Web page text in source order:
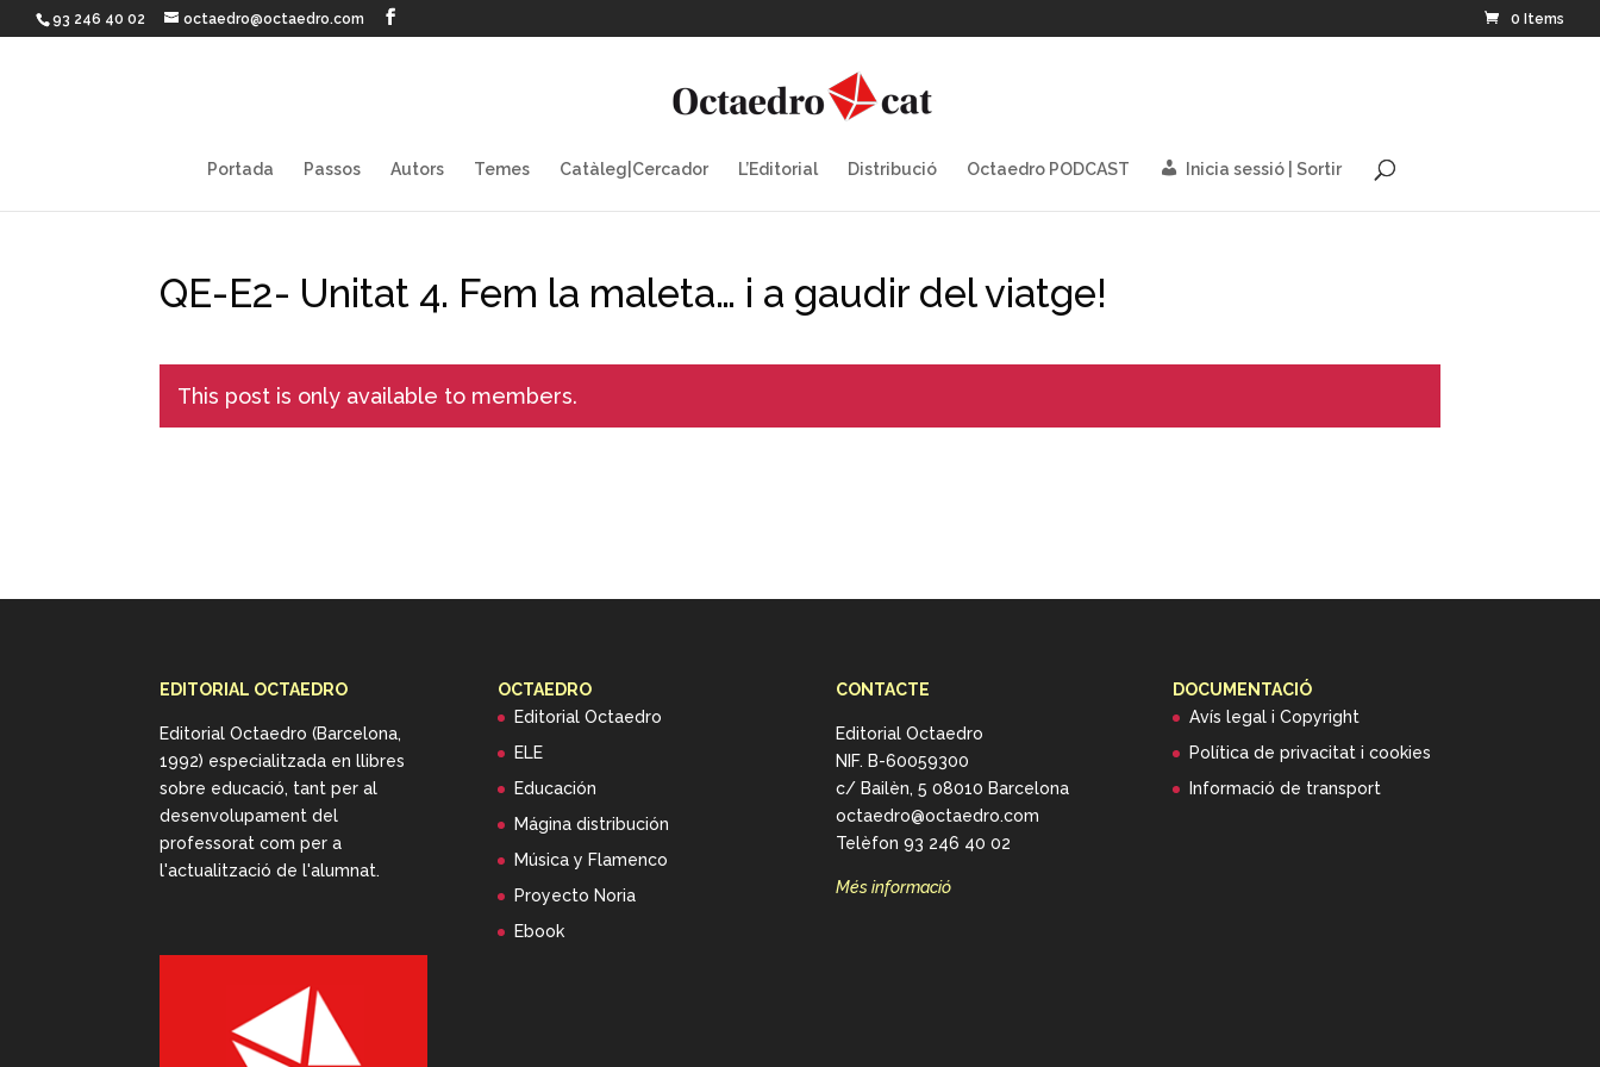
93 246 40 02 octaedro@octaedro.com 0 Items
Portada Passos Autors Temes Catàleg|Cercador L’Editorial Distribució Octaedro PODCAST Inicia sessió | Sortir
QE-E2- Unitat 4. Fem la maleta… i a gaudir del viatge!
This post is only available to members.
EDITORIAL OCTAEDRO
Editorial Octaedro (Barcelona,
1992) especialitzada en llibres
sobre educació, tant per al
desenvolupament del
professorat com per a
l'actualització de l'alumnat.
OCTAEDRO
Editorial Octaedro
ELE
Educación
Mágina distribución
Música y Flamenco
Proyecto Noria
Ebook
CONTACTE
Editorial Octaedro
NIF. B-60059300
c/ Bailèn, 5 08010 Barcelona
octaedro@octaedro.com
Telèfon 93 246 40 02
Més informació
DOCUMENTACIÓ
Avís legal i Copyright
Política de privacitat i cookies
Informació de transport